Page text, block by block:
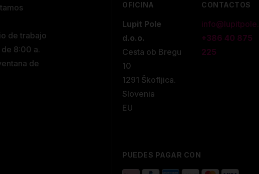
de trabajo
8:00 a.
de
OFICINA
Lupit Pole
d.o.o.
Cesta ob Bregu
10
1291 Škofljica.
Slovenia
EU
CONTACTOS
+386 40 875
225
PUEDES PAGAR CON